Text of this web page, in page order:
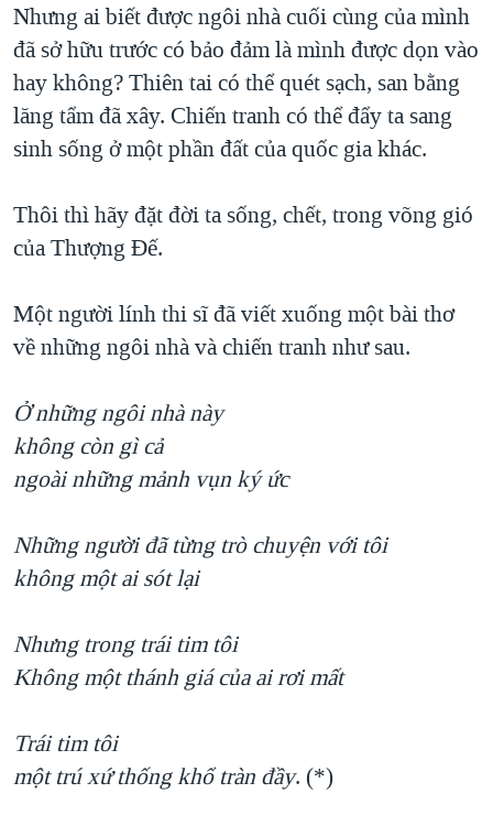
Nhưng ai biết được ngôi nhà cuối cùng của mình
đã sở hữu trước có bảo đảm là mình được dọn vào
hay không? Thiên tai có thể quét sạch, san bằng
lăng tẩm đã xây. Chiến tranh có thể đẩy ta sang
sinh sống ở một phần đất của quốc gia khác.
Thôi thì hãy đặt đời ta sống, chết, trong võng gió
của Thượng Đế.
Một người lính thi sĩ đã viết xuống một bài thơ
về những ngôi nhà và chiến tranh như sau.
Ở những ngôi nhà này
không còn gì cả
ngoài những mảnh vụn ký ức
Những người đã từng trò chuyện với tôi
không một ai sót lại
Nhưng trong trái tim tôi
Không một thánh giá của ai rơi mất
Trái tim tôi
một trú xứ thống khổ tràn đầy. (*)